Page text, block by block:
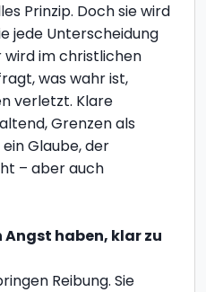
Prinzip. Doch sie wird
jede Unterscheidung
im christlichen
was wahr ist,
verletzt. Klare
Grenzen als
Glaube, der
– aber auch
haben, klar zu
Reibung. Sie